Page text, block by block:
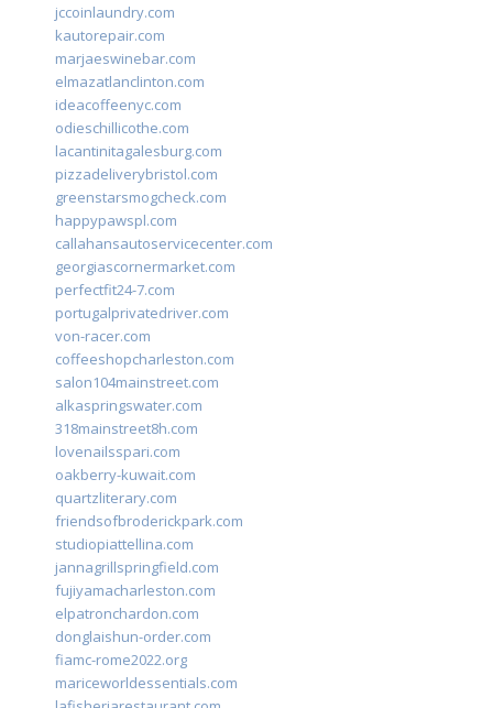
jccoinlaundry.com
kautorepair.com
marjaeswinebar.com
elmazatlanclinton.com
ideacoffeenyc.com
odieschillicothe.com
lacantinitagalesburg.com
pizzadeliverybristol.com
greenstarsmogcheck.com
happypawspl.com
callahansautoservicecenter.com
georgiascornermarket.com
perfectfit24-7.com
portugalprivatedriver.com
von-racer.com
coffeeshopcharleston.com
salon104mainstreet.com
alkaspringswater.com
318mainstreet8h.com
lovenailsspari.com
oakberry-kuwait.com
quartzliterary.com
friendsofbroderickpark.com
studiopiattellina.com
jannagrillspringfield.com
fujiyamacharleston.com
elpatronchardon.com
donglaishun-order.com
fiamc-rome2022.org
mariceworldessentials.com